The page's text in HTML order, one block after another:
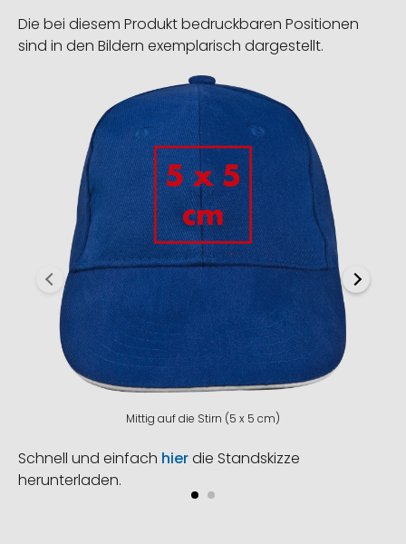
Die bei diesem Produkt bedruckbaren Positionen
sind in den Bildern exemplarisch dargestellt.
Mittig auf die Stirn (5 x 5 cm)
Schnell und einfach hierdie Standskizze
herunterladen.